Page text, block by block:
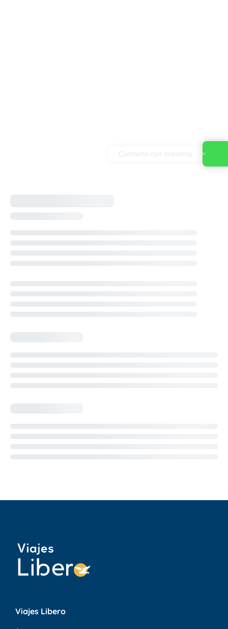
Viajes Libero
Contacta con nosotros